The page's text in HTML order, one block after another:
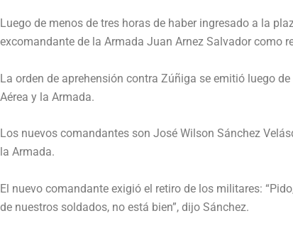
Luego de menos de tres horas de haber ingresado a la
excomandante de la Armada Juan Arnez Salvador como
La orden de aprehensión contra Zúñiga se emitió luego
Aérea y la Armada.
Los nuevos comandantes son José Wilson Sánchez
la Armada.
El nuevo comandante exigió el retiro de los militares:
de nuestros soldados, no está bien”, dijo Sánchez.